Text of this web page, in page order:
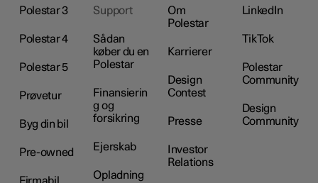
Polestar 3
Polestar 4
Polestar 5
Prøvetur
Byg din bil
Pre-owned
Support
Sådan
køber du en
Polestar
Finansierin
g og
forsikring
Ejerskab
Opladning
Om
Polestar
Karrierer
Design
Contest
Presse
Investor
Relations
LinkedIn
TikTok
Polestar
Community
Design
Community